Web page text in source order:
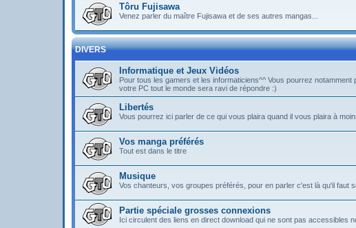
Tôru Fujisawa
Venez parler du maître Fujisawa et de ses autres mangas...
DIVERS
Informatique et Jeux Vidéos
Pour tous les gamers et les informaticiens^^ Vous pourrez
votre PC tout le monde sera ravi de répondre :)
Libertés
Vous pourrez ici parler de ce qui vous plaira quand il vous plaira à
Vos manga préférés
Tout est dans le titre
Musique
Vos chanteurs, vos groupes préférés, pour en parler c'est là qu'il faut
Partie spéciale grosses connexions
Ici circulent des liens en direct download qui ne sont pas accessibles